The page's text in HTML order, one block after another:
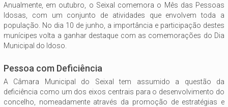
Anualmente, em outubro, o Seixal comemora o Mês das Pessoas
Idosas, com um conjunto de atividades que envolvem toda a
população. No dia 10 de junho, a importância e participação destes
munícipes volta a ganhar destaque com as comemorações do Dia
Municipal do Idoso.
Pessoa com Deficiência
A Câmara Municipal do Seixal tem assumido a questão da
deficiência como um dos eixos centrais para o desenvolvimento do
concelho, nomeadamente através da promoção de estratégias e